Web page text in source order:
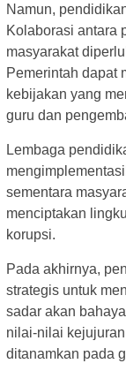
Namun,
Kolaborasi antara
masyarakat
Pemerintah dapat
kebijakan yang
guru dan
Lembaga
sementara
menciptakan
korupsi.
Pada akhirnya,
strategis untuk
sadar akan
nilai-nilai
ditanamkan pada